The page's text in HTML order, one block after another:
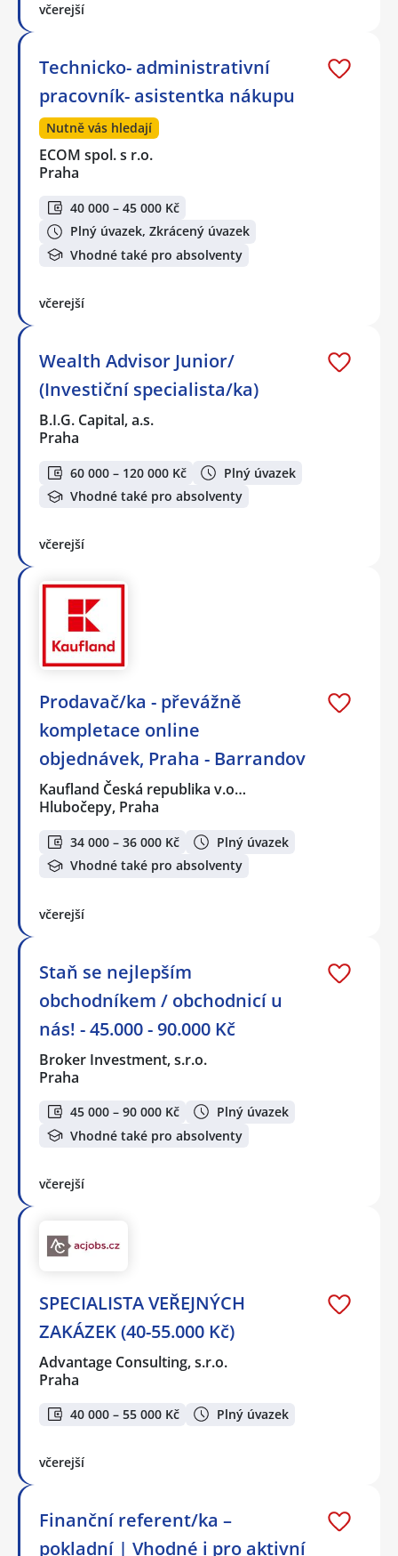
včerejší
Technicko- administrativní
pracovník- asistentka nákupu
Nutně vás hledají
ECOM spol. s r.o.
Praha
40 000 – 45 000 Kč
Plný úvazek, Zkrácený úvazek
Vhodné také pro absolventy
včerejší
Wealth Advisor Junior/
(Investiční specialista/ka)
B.I.G. Capital, a.s.
Praha
60 000 – 120 000 Kč
Plný úvazek
Vhodné také pro absolventy
včerejší
Prodavač/ka - převážně
kompletace online
objednávek, Praha - Barrandov
Kaufland Česká republika v.o…
Hlubočepy, Praha
34 000 – 36 000 Kč
Plný úvazek
Vhodné také pro absolventy
včerejší
Staň se nejlepším
obchodníkem / obchodnicí u
nás! - 45.000 - 90.000 Kč
Broker Investment, s.r.o.
Praha
45 000 – 90 000 Kč
Plný úvazek
Vhodné také pro absolventy
včerejší
SPECIALISTA VEŘEJNÝCH
ZAKÁZEK (40-55.000 Kč)
Advantage Consulting, s.r.o.
Praha
40 000 – 55 000 Kč Plný úvazek
včerejší
Finanční referent/ka –
pokladní | Vhodné i pro aktivní